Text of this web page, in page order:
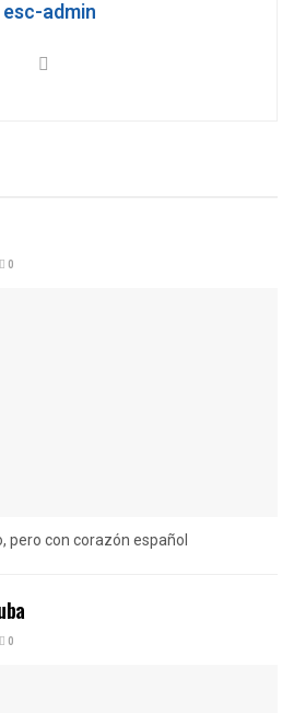
esc-admin
0
pero con corazón español
0